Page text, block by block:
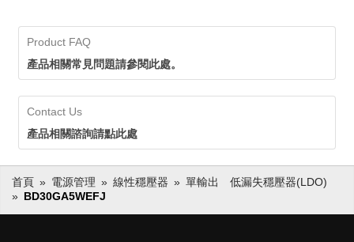
Product FAQ
產品相關常見問題請參閱此處。
Contact Us
產品相關諮詢請點此處
首頁 電源管理 線性穩壓器
單輸出 低漏失穩壓器(LDO)
BD30GA5WEFJ